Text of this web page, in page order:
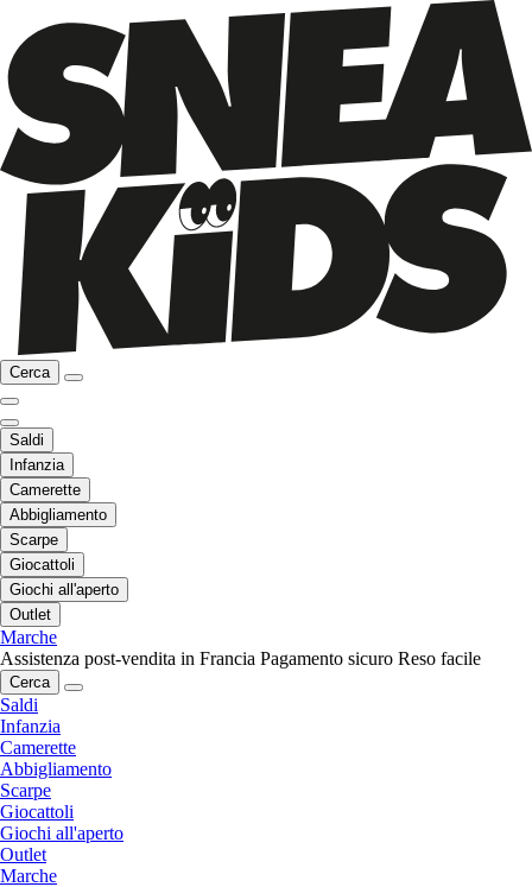
Cerca
Saldi
Infanzia
Camerette
Abbigliamento
Scarpe
Giocattoli
Giochi all'aperto
Outlet
Marche
Assistenza post-vendita in Francia Pagamento sicuro Reso facile
Cerca
Saldi
Infanzia
Camerette
Abbigliamento
Scarpe
Giocattoli
Giochi all'aperto
Outlet
Marche